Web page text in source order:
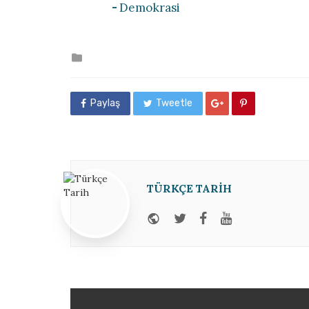
Demokrasi
Paylaş Tweetle
TÜRKÇE TARIH
Website
TwitterFacebook